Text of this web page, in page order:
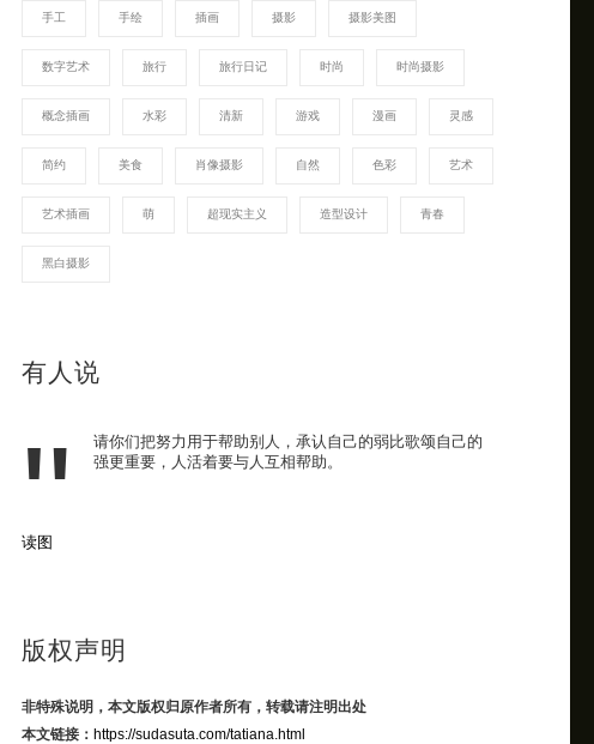
手工 手绘 插画 摄影 摄影美图
数字艺术 旅行 旅行日记 时尚 时尚摄影
概念插画 水彩 清新 游戏 漫画 灵感
简约 美食 肖像摄影 自然 色彩 艺术
艺术插画 萌 超现实主义 造型设计 青春
黑白摄影
有人说
请你们把努力用于帮助别人，承认自己的弱比歌颂自己的
强更重要，人活着要与人互相帮助。
读图
版权声明
非特殊说明，本文版权归原作者所有，转载请注明出处
本文链接： https://sudasuta.com/tatiana.html